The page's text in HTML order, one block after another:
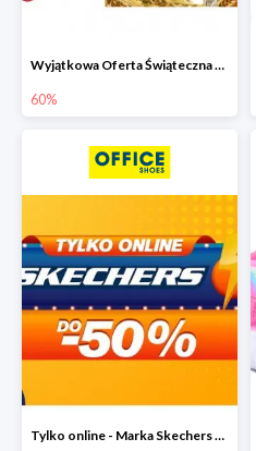
Wyjątkowa Oferta Świąteczna w Office Shoes - wybrane modele do -60%
60%
Tylko online - Marka Skechers w Office Shoes do -50%